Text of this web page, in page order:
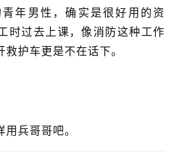
年男性，确实是很好用的资
时过去上课，像消防这种工作
护车更是不在话下。
兵哥哥吧。